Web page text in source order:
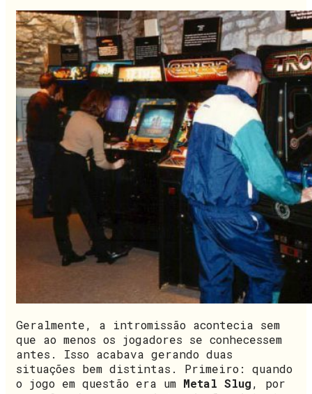
Geralmente, a intromissão acontecia sem
que ao menos os jogadores se conhecessem
antes. Isso acabava gerando duas
situações bem distintas. Primeiro: quando
o jogo em questão era um Metal Slug, por